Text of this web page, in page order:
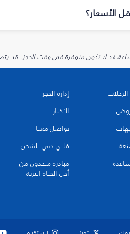
الأسعار؟
إدارة الحجز
الأخبار
تواصل معنا
فلاي دبي للشحن
مبادرة متحدون من
أجل الحياة البرية